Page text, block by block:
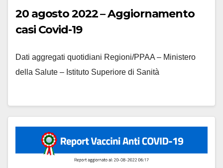
20 agosto 2022 – Aggiornamento
casi Covid-19
Dati aggregati quotidiani Regioni/PPAA – Ministero
della Salute – Istituto Superiore di Sanità